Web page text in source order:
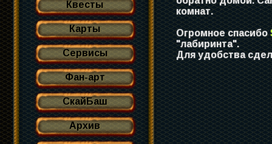
Квесты
Карты
Сервисы
Фан-арт
СкайБаш
Архив
комнат.
Огромное спасибо
"лабиринта".
Для удобства